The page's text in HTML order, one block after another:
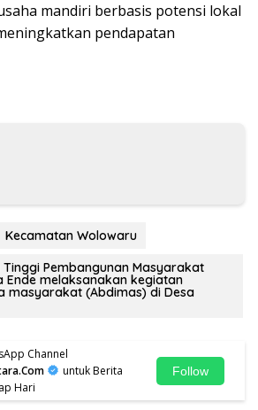
mandiri berbasis potensi lokal
pendapatan
Kecamatan Wolowaru
Tinggi Pembangunan Masyarakat
Ende melaksanakan kegiatan
masyarakat (Abdimas) di Desa
Channel
untuk Berita
Hari
Follow